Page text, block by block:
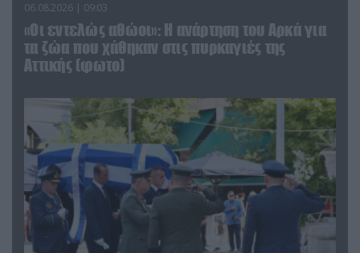
06.08.2026 | 09:03
«Οι εντελώς αθώοι»: Η ανάρτηση του Αρκά για
τα ζώα που χάθηκαν στις πυρκαγιές της
Αττικής (φωτο)